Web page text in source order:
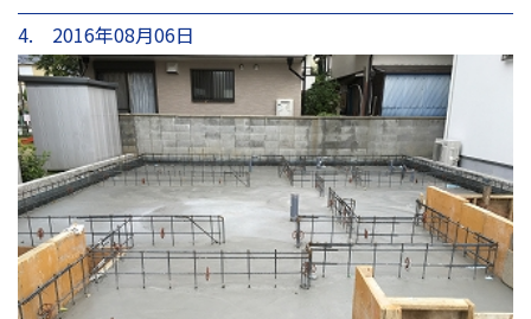
4. 2016年08月06日